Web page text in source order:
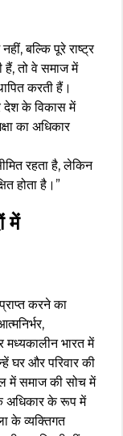
बल्कि पूरे राष्ट्र
हैं, तो वे समाज में
करती हैं।
देश के विकास में
का अधिकार
रहता है, लेकिन
होता है।”
में
प्राप्त करने का
भारत में
घर और परिवार की
में समाज की सोच में
अधिकार के रूप में
के व्यक्तिगत